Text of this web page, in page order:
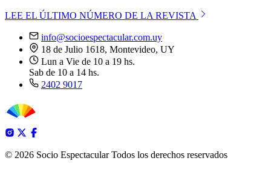
LEE EL ÚLTIMO NÚMERO DE LA REVISTA
info@socioespectacular.com.uy
18 de Julio 1618, Montevideo, UY
Lun a Vie de 10 a 19 hs.
Sab de 10 a 14 hs.
2402 9017
© 2026 Socio Espectacular Todos los derechos reservados